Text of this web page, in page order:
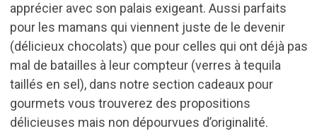
apprécier avec son palais exigeant. Aussi parfaits
pour les mamans qui viennent juste de le devenir
(délicieux chocolats) que pour celles qui ont déjà pas
mal de batailles à leur compteur (verres à tequila
taillés en sel), dans notre section cadeaux pour
gourmets vous trouverez des propositions
délicieuses mais non dépourvues d’originalité.